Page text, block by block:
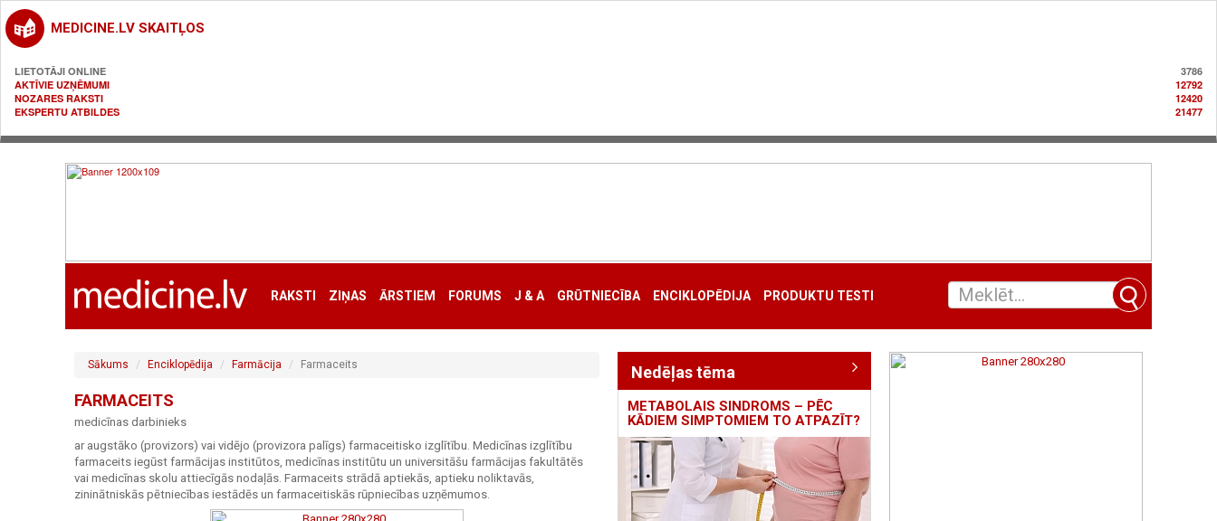
MEDICINE.LV SKAITĻOS
LIETOTĀJI ONLINE
3786
AKTĪVIE UZŅĒMUMI
12792
NOZARES RAKSTI
12420
EKSPERTU ATBILDES
21477
RAKSTI ZIŅAS ĀRSTIEM FORUMS J & A GRŪTNIECĪBA ENCIKLOPĒDIJA PRODUKTU TESTI
Sākums Enciklopēdija Farmācija Farmaceits
FARMACEITS
medicīnas darbinieks
ar augstāko (provizors) vai vidējo (provizora palīgs) farmaceitisko izglītību. Medicīnas izglītību
farmaceits iegūst farmācijas institūtos, medicīnas institūtu un universitāšu farmācijas fakultātēs
vai medicīnas skolu attiecīgās nodaļās. Farmaceits strādā aptiekās, aptieku noliktavās,
zininātniskās pētniecības iestādēs un farmaceitiskās rūpniecības uzņēmumos.
Nedēļas tēma
METABOLAIS SINDROMS – PĒC
KĀDIEM SIMPTOMIEM TO ATPAZĪT?